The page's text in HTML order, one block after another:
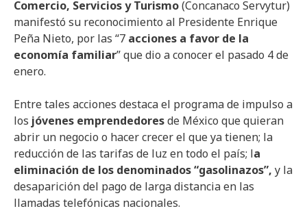
Comercio, Servicios y Turismo(Concanaco Servytur)
manifestó su reconocimiento al Presidente Enrique
Peña Nieto, por las “7 acciones a favor de la
economía familiar” que dio a conocer el pasado 4 de
enero.
Entre tales acciones destaca el programa de impulso a
los jóvenes emprendedoresde México que quieran
abrir un negocio o hacer crecer el que ya tienen; la
reducción de las tarifas de luz en todo el país; la
eliminación de los denominados “gasolinazos”, y la
desaparición del pago de larga distancia en las
llamadas telefónicas nacionales.